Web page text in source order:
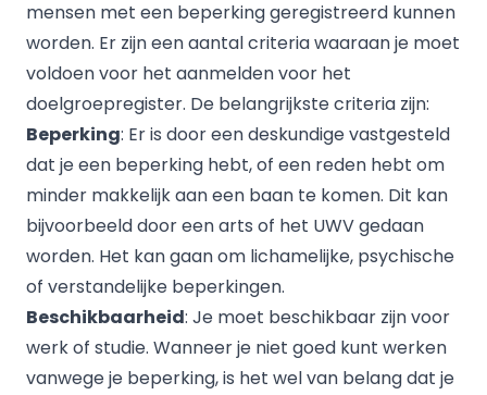
mensen met een beperking geregistreerd kunnen
worden. Er zijn een aantal criteria waaraan je moet
voldoen voor het aanmelden voor het
doelgroepregister. De belangrijkste criteria zijn:
Beperking: Er is door een deskundige vastgesteld
dat je een beperking hebt, of een reden hebt om
minder makkelijk aan een baan te komen. Dit kan
bijvoorbeeld door een arts of het UWV gedaan
worden. Het kan gaan om lichamelijke, psychische
of verstandelijke beperkingen.
Beschikbaarheid: Je moet beschikbaar zijn voor
werk of studie. Wanneer je niet goed kunt werken
vanwege je beperking, is het wel van belang dat je